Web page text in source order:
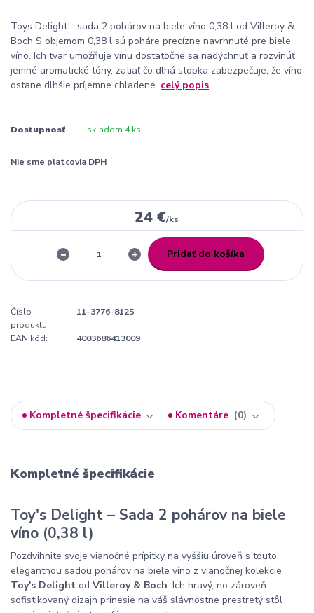
Toys Delight - sada 2 pohárov na biele víno 0,38 l od Villeroy &
Boch S objemom 0,38 l sú poháre precízne navrhnuté pre biele
víno. Ich tvar umožňuje vínu dostatočne sa nadýchnuť a rozvinúť
jemné aromatické tóny, zatiaľ čo dlhá stopka zabezpečuje, že víno
ostane dlhšie príjemne chladené. celý popis
Dostupnosť skladom 4 ks
Nie sme platcovia DPH
24 €/ks
Pridať do košíka
Číslo
produktu:
11-3776-8125
EAN kód: 4003686413009
Kompletné špecifikácie Komentáre 0
Kompletné špecifikácie
Toy's Delight – Sada 2 pohárov na biele
víno (0,38 l)
Pozdvihnite svoje vianočné prípitky na vyššiu úroveň s touto
elegantnou sadou pohárov na biele víno z vianočnej kolekcie
Toy's Delight od Villeroy & Boch. Ich hravý, no zároveň
sofistikovaný dizajn prinesie na váš slávnostne prestretý stôl